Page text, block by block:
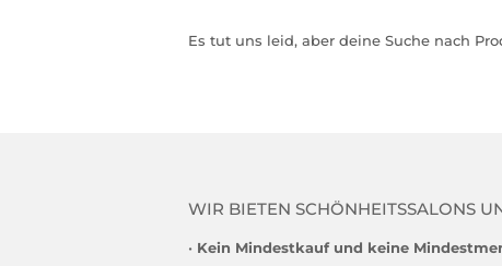
Es tut uns leid, aber deine Suche nach
WIR BIETEN SCHÖNHEITSSALONS
• Kein Mindestkauf und keine